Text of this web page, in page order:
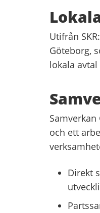
Utifrån
Göteborg,
lokala
och ett
Direkt